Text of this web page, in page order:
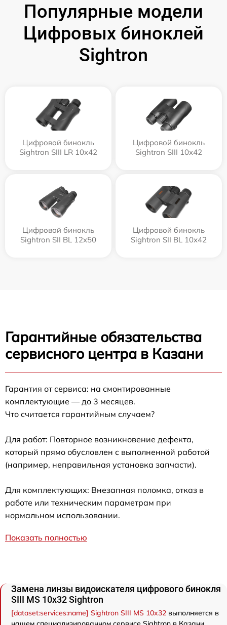
Популярные модели
Цифровых биноклей
Sightron
Цифровой бинокль
Sightron SIII LR 10x42
Цифровой бинокль
Sightron SIII 10x42
Цифровой бинокль
Sightron SII BL 12x50
Цифровой бинокль
Sightron SII BL 10x42
Гарантийные обязательства
сервисного центра в Казани
Гарантия от сервиса: на смонтированные
комплектующие — до 3 месяцев.
Что считается гарантийным случаем?
Для работ: Повторное возникновение дефекта,
который прямо обусловлен с выполненной работой
(например, неправильная установка запчасти).
Для комплектующих: Внезапная поломка, отказ в
работе или техническим параметрам при
нормальном использовании.
Показать полностью
Замена линзы видоискателя цифрового бинокля
SIII MS 10x32 Sightron
[dataset:services:name] Sightron SIII MS 10x32 выполняется в